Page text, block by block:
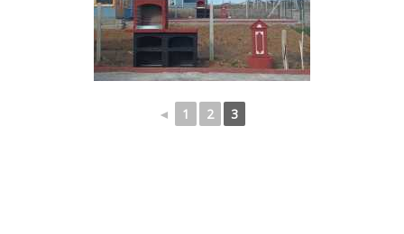
◄ 1 2 3